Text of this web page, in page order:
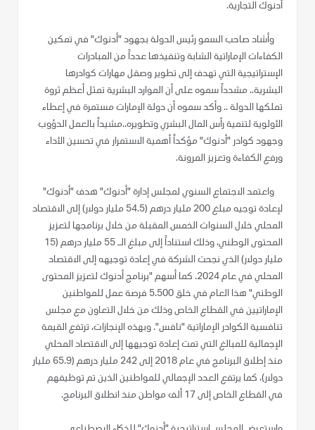
أدنوك التجارية.
وأشاد صاحب السمو رئيس الدولة بجهود "أدنوك" في تمكين
الكفاءات الإماراتية الشابة وتنفيذها عدداً من المبادرات
الإستراتيجية التي تهدف إلى تطوير وصقل مهارات كوادرها
البشرية.. مشدداً سموه على أن الموارد البشرية تمثل أعظم ثروة
تملكها الدولة .. وأكد سموه أن دولة الإمارات مستمرة في إعطاء
الأولوية لتنمية رأس المال البشري وتطويره..مشيداً بالعمل الدؤوب
وجهود كوادر "أدنوك" مؤكداً أهمية الاستمرار في تحسين الأداء
ورفع الكفاءة وتعزيز المرونة.
واعتمد الاجتماع السنوي لمجلس إدارة "أدنوك" هدف "أدنوك"
لإعادة توجيه مبلغ 200 مليار درهم (54.5 مليار دولار) إلى الاقتصاد
المحلي خلال السنوات الخمس المقبلة من خلال برنامجها لتعزيز
المحتوى الوطني، وذلك استناداً إلى مبلغ الـ 55 مليار درهم (15
مليار دولار) الذي نجحت الشركة في إعادة توجيهه إلى الاقتصاد
المحلي في عام 2024. كما أسهم "برنامج أدنوك لتعزيز المحتوى
الوطني" هذا العام في خلق 5.500 فرصة عمل للمواطنين
الإماراتيين في القطاع الخاص وذلك من خلال التعاون مع مجلس
تنافسية الكوادر الإماراتية "نافس". وبهذه الإنجازات، ترتفع القيمة
الإجمالية للمبالغ التي تمت إعادة توجيهها إلى الاقتصاد المحلي
منذ إطلاق البرنامج في عام 2018 إلى 242 مليار درهم (65.9 مليار
دولار)، كما يرتفع العدد الإجمالي للمواطنين الذين تم توظيفهم
في القطاع الخاص إلى 17 ألف مواطن منذ انطلاق البرنامج.